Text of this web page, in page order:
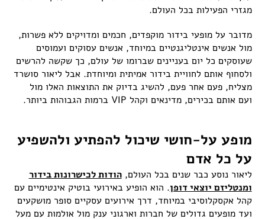
מגזרי הפעילות בכל העולם.
מדובר על מופעי בידור מוקפדים, חכמים ומדויקים ללא פשרות,
מול אנשים אינטליגנטיים במיוחד, אנשים עסוקים ועמוסים
שעוסקים כל יום בעניינים שברומו של עולם, כך שקשה להרשים
ולסחוף אותם לחוויית בידור אמיתית ומיוחדת. אבל ליאור סושרד
מצליח, פעם אחר פעם, להשיג בדיוק את התוצאות האלו מול
ועם אותם בכירים, מדינאים וקהל VIP ברמות הגבוהות ביותר.
מופע על-חושי שיכול להפתיע ולהשפיע
על כל אדם
ליאור נוסע כבר שנים בכל העולם,הודות לכישרונות בידור
ומנטליזם יוצאי דופן. הוא הופיע באירועי בוטיק אינטימיים עם
קהל אקסקלוסיבי במיוחד, דרך אירועים עסקיים סופר מושקעים
ועד מופעים גדולים של חברות וארגוני ענק מול אולמות עם מעל